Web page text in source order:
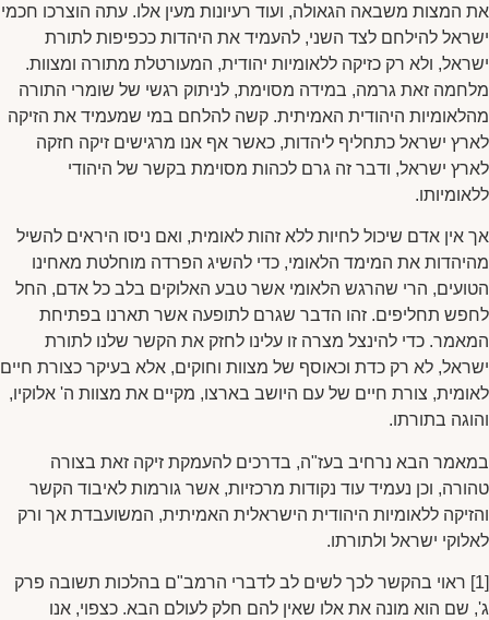
את המצות משבאה הגאולה, ועוד רעיונות מעין אלו. עתה הוצרכו חכמי
ישראל להילחם לצד השני, להעמיד את היהדות ככפיפות לתורת
ישראל, ולא רק כזיקה ללאומיות יהודית, המעורטלת מתורה ומצוות.
מלחמה זאת גרמה, במידה מסוימת, לניתוק רגשי של שומרי התורה
מהלאומיות היהודית האמיתית. קשה להלחם במי שמעמיד את הזיקה
לארץ ישראל כתחליף ליהדות, כאשר אף אנו מרגישים זיקה חזקה
לארץ ישראל, ודבר זה גרם לכהות מסוימת בקשר של היהודי
ללאומיותו.
אך אין אדם שיכול לחיות ללא זהות לאומית, ואם ניסו היראים להשיל
מהיהדות את המימד הלאומי, כדי להשיג הפרדה מוחלטת מאחינו
הטועים, הרי שהרגש הלאומי אשר טבע האלוקים בלב כל אדם, החל
לחפש תחליפים. זהו הדבר שגרם לתופעה אשר תארנו בפתיחת
המאמר. כדי להינצל מצרה זו עלינו לחזק את הקשר שלנו לתורת
ישראל, לא רק כדת וכאוסף של מצוות וחוקים, אלא בעיקר כצורת חיים
לאומית, צורת חיים של עם היושב בארצו, מקיים את מצוות ה' אלוקיו,
והוגה בתורתו.
במאמר הבא נרחיב בעז"ה, בדרכים להעמקת זיקה זאת בצורה
טהורה, וכן נעמיד עוד נקודות מרכזיות, אשר גורמות לאיבוד הקשר
והזיקה ללאומיות היהודית הישראלית האמיתית, המשועבדת אך ורק
לאלוקי ישראל ולתורתו.
[1] ראוי בהקשר לכך לשים לב לדברי הרמב"ם בהלכות תשובה פרק
ג', שם הוא מונה את אלו שאין להם חלק לעולם הבא. כצפוי, אנו